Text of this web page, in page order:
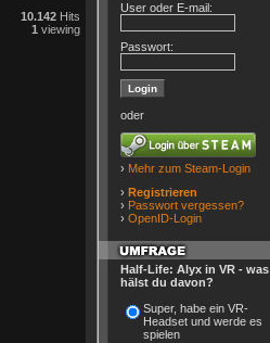
10.142Hits
1 viewing
User oder E-mail:
Passwort:
oder
› Mehr zum Steam-Login
› Registrieren
› Passwort vergessen?
› OpenID-Login
Half-Life: Alyx in VR - was
hälst du davon?
Super, habe ein VR-
Headset und werde es
spielen